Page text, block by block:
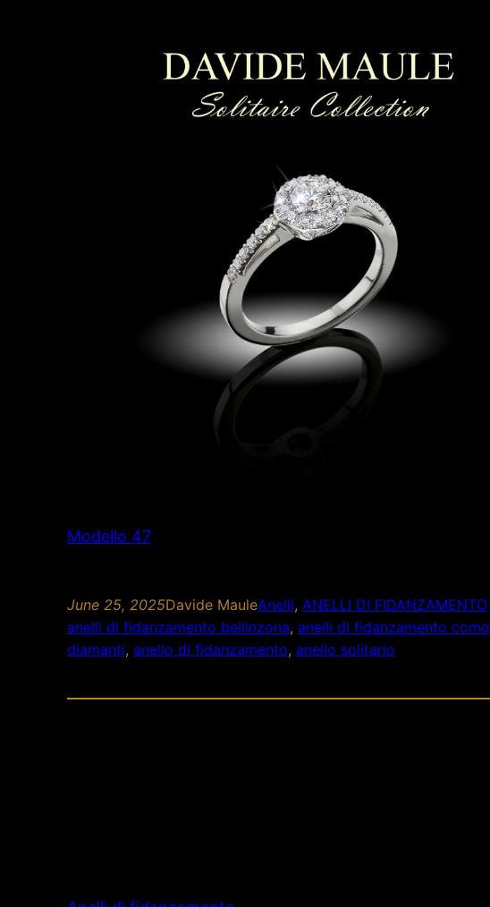
Modello 47
June 25, 2025Davide MauleAnelli, ANELLI DI FIDANZAMENTO
anelli di fidanzamento bellinzona, anelli di fidanzamento como
diamanti, anello di fidanzamento, anello solitario